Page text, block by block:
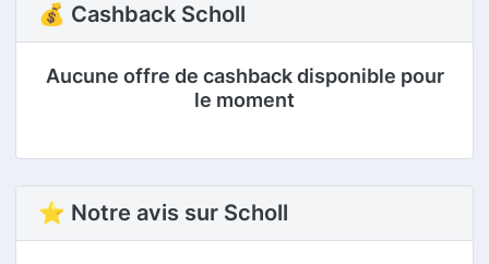
💰 Cashback Scholl
Aucune offre de cashback disponible pour
le moment
⭐ Notre avis sur Scholl